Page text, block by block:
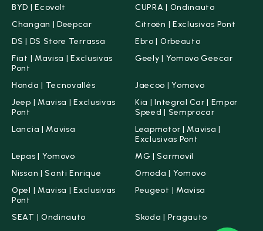
BYD | Ecovolt
CUPRA | Ondinauto
Changan | Deepcar
Citroën | Exclusivas Pont
DS | DS Store Terrassa
Ebro | Orbeauto
Fiat | Mavisa | Exclusivas
Pont
Geely | Yomovo Geecar
Honda | Tecnovallés
Jaecoo | Yomovo
Jeep | Mavisa | Exclusivas
Pont
Kia | Integral Car | Empor
Speed | Semprocar
Lancia | Mavisa
Leapmotor | Mavisa |
Exclusivas Pont
Lepas | Yomovo
MG | Sarmovil
Nissan | Santi Enrique
Omoda | Yomovo
Opel | Mavisa | Exclusivas
Pont
Peugeot | Mavisa
SEAT | Ondinauto
Skoda | Pragauto